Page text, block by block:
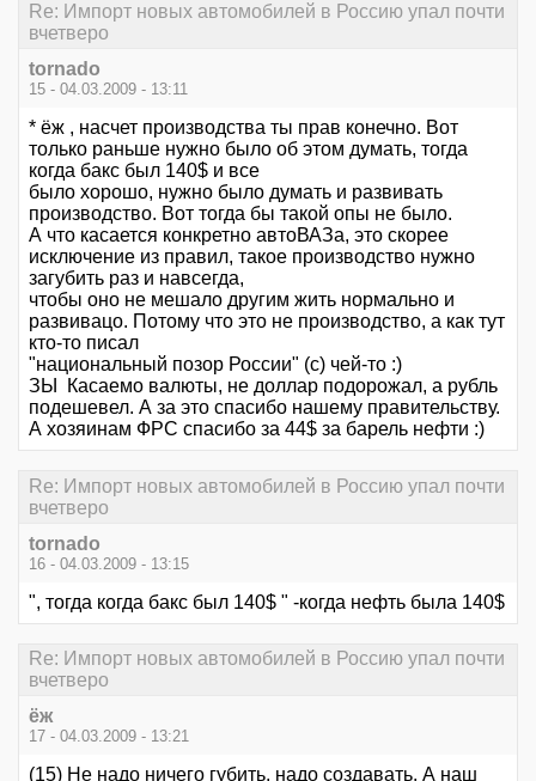
Re: Импорт новых автомобилей в Россию упал почти
вчетверо
tornado
15 - 04.03.2009 - 13:11
* ёж , насчет производства ты прав конечно. Вот
только раньше нужно было об этом думать, тогда
когда бакс был 140$ и все
было хорошо, нужно было думать и развивать
производство. Вот тогда бы такой опы не было.
А что касается конкретно автоВАЗа, это скорее
исключение из правил, такое производство нужно
загубить раз и навсегда,
чтобы оно не мешало другим жить нормально и
развивацо. Потому что это не производство, а как тут
кто-то писал
"национальный позор России" (с) чей-то :)
ЗЫ Касаемо валюты, не доллар подорожал, а рубль
подешевел. А за это спасибо нашему правительству.
А хозяинам ФРС спасибо за 44$ за барель нефти :)
Re: Импорт новых автомобилей в Россию упал почти
вчетверо
tornado
16 - 04.03.2009 - 13:15
", тогда когда бакс был 140$ " -когда нефть была 140$
Re: Импорт новых автомобилей в Россию упал почти
вчетверо
ёж
17 - 04.03.2009 - 13:21
(15) Не надо ничего губить, надо создавать. А наш